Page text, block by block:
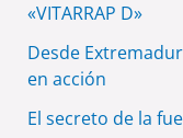
«VITARRAP D»
Desde
en acción
El secreto de la